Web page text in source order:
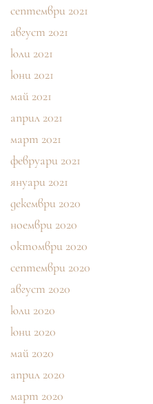
септември 2021
август 2021
юли 2021
юни 2021
май 2021
април 2021
март 2021
февруари 2021
януари 2021
декември 2020
ноември 2020
октомври 2020
септември 2020
август 2020
юли 2020
юни 2020
май 2020
април 2020
март 2020